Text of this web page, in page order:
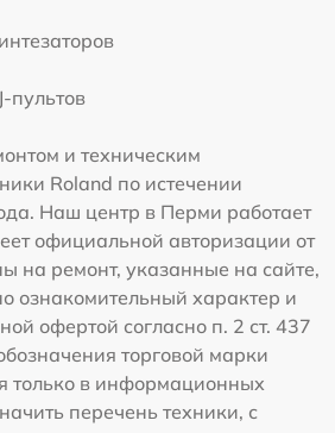
пультов
и техническим
Roland по истечении
Наш центр в Перми работает
официальной авторизации от
на ремонт, указанные на сайте,
ознакомительный характер и
офертой согласно п. 2 ст. 437
торговой марки
только в информационных
перечень техники, с